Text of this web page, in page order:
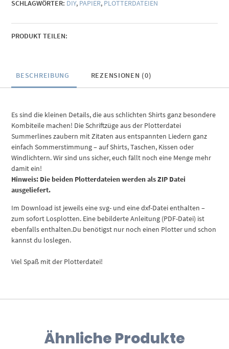
SCHLAGWÖRTER: DIY, PAPIER, PLOTTERDATEIEN
PRODUKT TEILEN:
BESCHREIBUNG REZENSIONEN (0)
Es sind die kleinen Details, die aus schlichten Shirts ganz besondere
Kombiteile machen! Die Schriftzüge aus der Plotterdatei
Summerlines zaubern mit Zitaten aus entspannten Liedern ganz
einfach Sommerstimmung – auf Shirts, Taschen, Kissen oder
Windlichtern. Wir sind uns sicher, euch fällt noch eine Menge mehr
damit ein!
Hinweis: Die beiden Plotterdateien werden als ZIP Datei
ausgeliefert.
Im Download ist jeweils eine svg- und eine dxf-Datei enthalten –
zum sofort Losplotten. Eine bebilderte Anleitung (PDF-Datei) ist
ebenfalls enthalten.Du benötigst nur noch einen Plotter und schon
kannst du loslegen.
Viel Spaß mit der Plotterdatei!
Ähnliche Produkte